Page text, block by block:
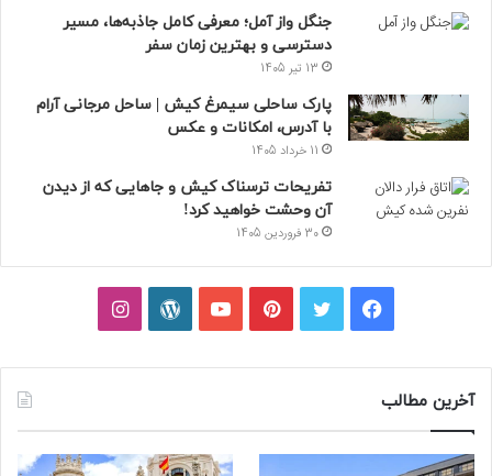
جنگل واز آمل؛ معرفی کامل جاذبه‌ها، مسیر
دسترسی و بهترین زمان سفر
13 تیر 1405
پارک ساحلی سیمرغ کیش | ساحل مرجانی آرام
با آدرس، امکانات و عکس
11 خرداد 1405
تفریحات ترسناک کیش و جاهایی که از دیدن
آن وحشت خواهید کرد!
30 فروردین 1405
فیسبوکتوییترپینتریستیوتیوبوردپرساینستاگرام
آخرین مطالب